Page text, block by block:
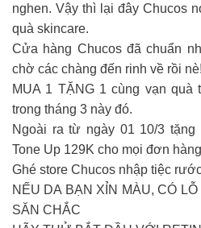
nghen. Vậy thì lại đây Chucos
quà skincare.
Cửa hàng Chucos đã chuẩn
chờ các chàng đến rinh về rồi nè!
MUA 1 TẶNG 1 cùng vạn quà
trong tháng 3 này đó.
Ngoài ra từ ngày 01 10/3
Tone Up 129K cho mọi đơn
Ghé store Chucos nhập tiệc
NẾU DA BẠN XỈN MÀU, CÓ
SĂN CHẮC